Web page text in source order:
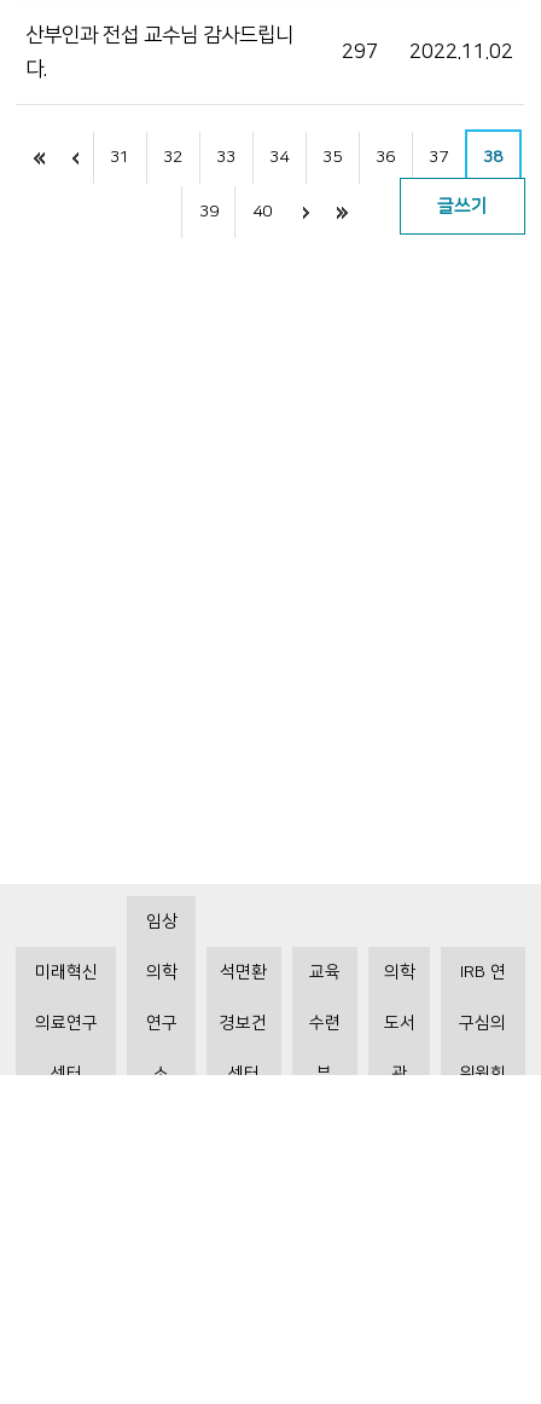
산부인과 전섭 교수님 감사드립니
다.
297 2022.11.02
31 32 33 34 35 36 37 38
39 40 글쓰기
미래혁신
의료연구
센터
임상
의학
연구
소
석면환
경보건
센터
교육
수련
부
의학
도서
관
IRB 연
구심의
위원회